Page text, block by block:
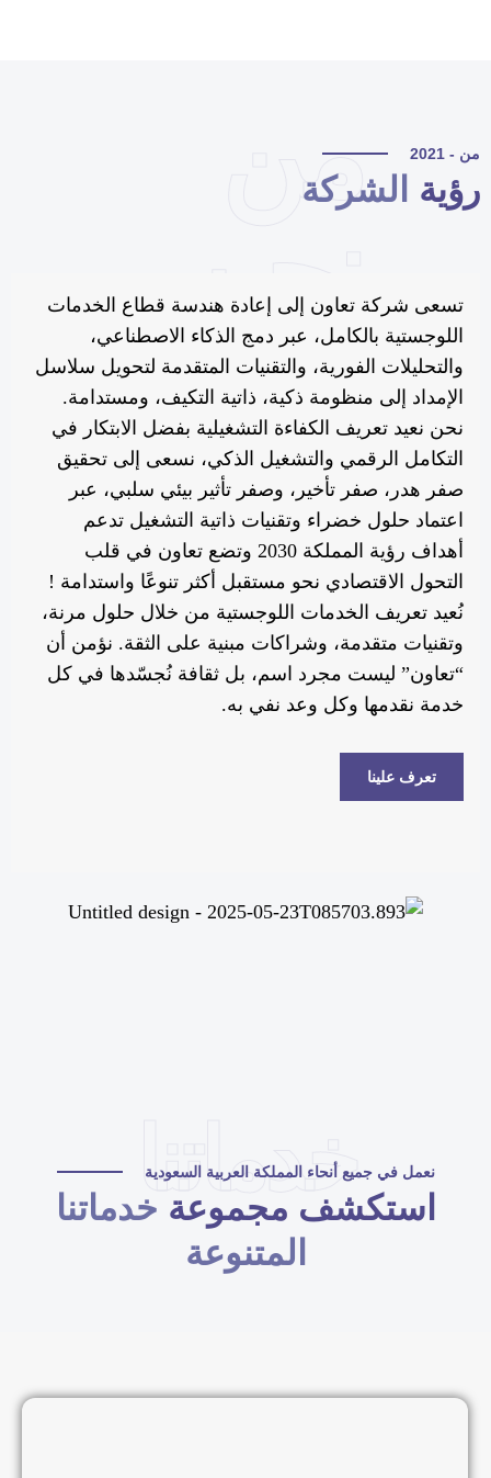
من
نحن
- 2021
الشركة
تسعى شركة تعاون إلى إعادة هندسة قطاع الخدمات
اللوجستية بالكامل، عبر دمج الذكاء الاصطناعي،
والتحليلات الفورية، والتقنيات المتقدمة لتحويل سلاسل
الإمداد إلى منظومة ذكية، ذاتية التكيف، ومستدامة.
نحن نعيد تعريف الكفاءة التشغيلية بفضل الابتكار في
التكامل الرقمي والتشغيل الذكي، نسعى إلى تحقيق
صفر هدر، صفر تأخير، وصفر تأثير بيئي سلبي، عبر
اعتماد حلول خضراء وتقنيات ذاتية التشغيل تدعم
أهداف رؤية المملكة 2030 وتضع تعاون في قلب
التحول الاقتصادي نحو مستقبل أكثر تنوعًا واستدامة !
نُعيد تعريف الخدمات اللوجستية من خلال حلول مرنة،
وتقنيات متقدمة، وشراكات مبنية على الثقة. نؤمن أن
“تعاون” ليست مجرد اسم، بل ثقافة نُجسّدها في كل
خدمة نقدمها وكل وعد نفي به.
تعرف علينا
خدماتنا
نعمل في جميع أنحاء المملكة العربية السعودية
استكشف مجموعةخدماتنا
المتنوعة